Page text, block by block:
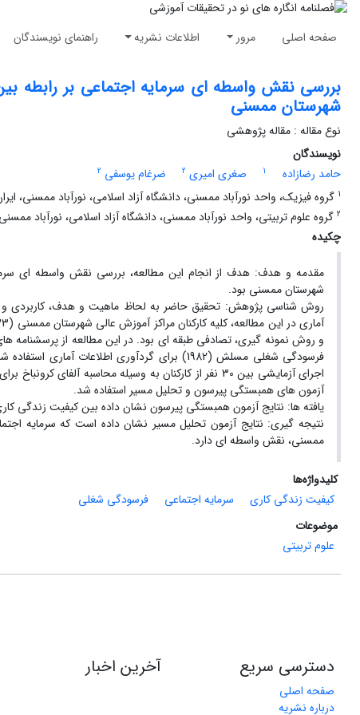
صفحه اصلی مرور اطلاعات نشریه راهنمای نویسندگان
بررسی نقش واسطه ای سرمایه اجتماعی بر رابطه
شهرستان ممسنی
نوع مقاله : مقاله پژوهشی
نویسندگان
حامد رضازاده
1 صغری امیری 2 ضرغام یوسفی 2
1 گروه فیزیک، واحد نورآباد ممسنی، دانشگاه آزاد اسلامی، نورآباد ممسنی،
2 گروه علوم تربیتی، واحد نورآباد ممسنی، دانشگاه آزاد اسلامی، نورآباد
چکیده
مقدمه و هدف: هدف از انجام این مطالعه، بررسی نقش واسطه ای
شهرستان ممسنی بود.
روش شناسی پژوهش: تحقیق حاضر به لحاظ ماهیت و هدف، کاربردی
فرسودگی شغلی مسلش (1982) برای گردآوری
آزمون های همبستگی پیرسون و تحلیل مسیر استفاده شد.
یافته ها: نتایج آزمون همبستگی پیرسون نشان داده بین کیفیت زندگی
نتیجه گیری: نتایج آزمون تحلیل مسیر نشان داده است که سرمایه
ممسنی، نقش واسطه ای دارد.
کلیدواژه‌ها
کیفیت زندگی کاری
سرمایه اجتماعی
فرسودگی شغلی
موضوعات
علوم تربیتی
دسترسی سریع
صفحه اصلی
درباره نشریه
آخرین اخبار